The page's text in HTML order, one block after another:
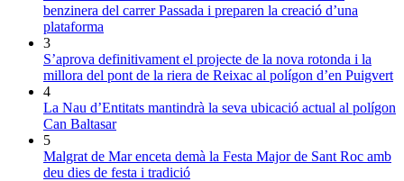
benzinera del carrer Passada i preparen la creació d’una
plataforma
3
S’aprova definitivament el projecte de la nova rotonda i la
millora del pont de la riera de Reixac al polígon d’en Puigvert
4
La Nau d’Entitats mantindrà la seva ubicació actual al polígon
Can Baltasar
5
Malgrat de Mar enceta demà la Festa Major de Sant Roc amb
deu dies de festa i tradició